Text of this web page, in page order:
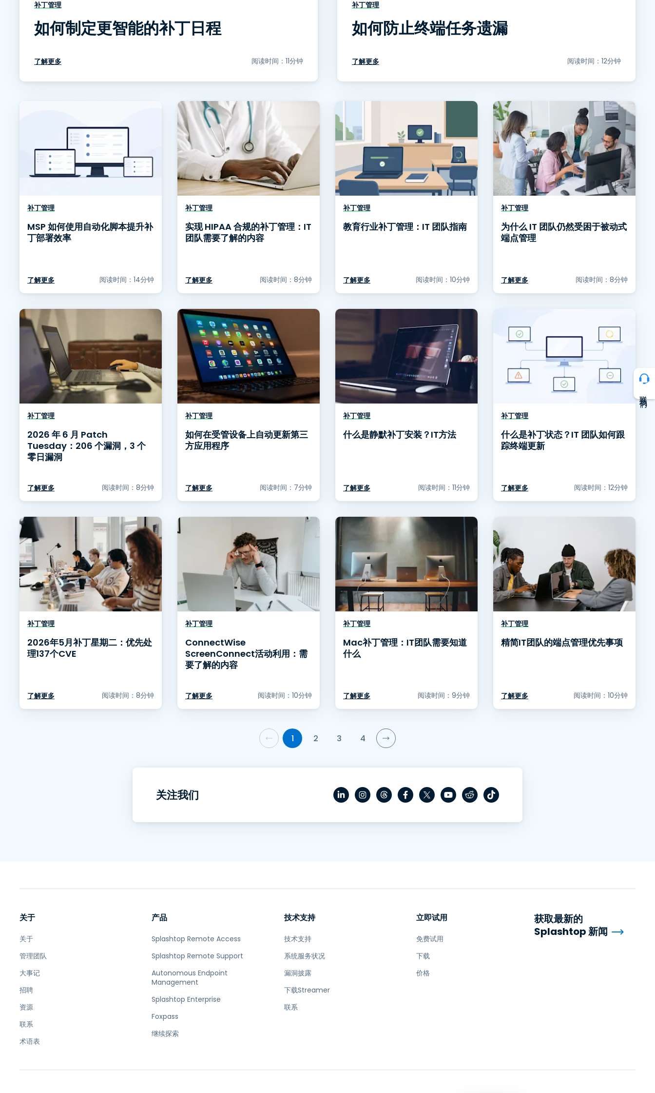
补丁管理
如何制定更智能的补丁日程
了解更多 阅读时间：11分钟
补丁管理
如何防止终端任务遗漏
了解更多 阅读时间：12分钟
补丁管理
MSP 如何使用自动化脚本提升补
丁部署效率
了解更多 阅读时间：14分钟
补丁管理
实现 HIPAA 合规的补丁管理：IT
团队需要了解的内容
了解更多 阅读时间：8分钟
补丁管理
教育行业补丁管理：IT 团队指南
了解更多 阅读时间：10分钟
补丁管理
为什么 IT 团队仍然受困于被动式
端点管理
了解更多 阅读时间：8分钟
补丁管理
2026 年 6 月 Patch
Tuesday：206 个漏洞，3 个
零日漏洞
了解更多 阅读时间：8分钟
补丁管理
如何在受管设备上自动更新第三
方应用程序
了解更多 阅读时间：7分钟
补丁管理
什么是静默补丁安装？IT方法
了解更多 阅读时间：11分钟
补丁管理
什么是补丁状态？IT 团队如何跟
踪终端更新
了解更多 阅读时间：12分钟
补丁管理
2026年5月补丁星期二：优先处
理137个CVE
了解更多 阅读时间：8分钟
补丁管理
ConnectWise
ScreenConnect活动利用：需
要了解的内容
了解更多 阅读时间：10分钟
补丁管理
Mac补丁管理：IT团队需要知道
什么
了解更多 阅读时间：9分钟
补丁管理
精简IT团队的端点管理优先事项
了解更多 阅读时间：10分钟
1 2 3 4
关注我们
关于
关于
管理团队
大事记
招聘
资源
联系
术语表
产品
Splashtop Remote Access
Splashtop Remote Support
Autonomous Endpoint
Management
Splashtop Enterprise
Foxpass
继续探索
技术支持
技术支持
系统服务状况
漏洞披露
下载Streamer
联系
立即试用
免费试用
下载
价格
获取最新的
Splashtop 新闻